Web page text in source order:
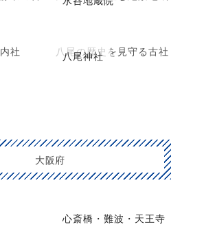
社 八尾神社
八尾の歴史を見守る古社
大阪府
心斎橋・難波・天王寺